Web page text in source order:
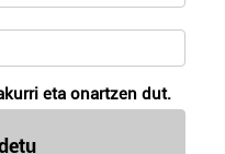
eta onartzen dut.